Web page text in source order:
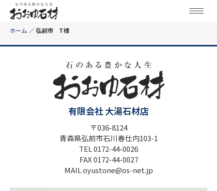
ホーム ／弘前市 T様
有限会社 大湯石材店
〒036-8124
青森県弘前市石川春仕内103-1
TEL 0172-44-0026
FAX 0172-44-0027
MAIL oyustone@os-net.jp